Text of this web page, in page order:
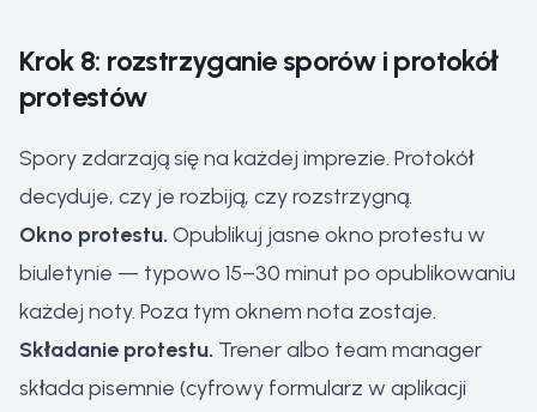
Krok 8: rozstrzyganie sporów i protokół
protestów
Spory zdarzają się na każdej imprezie. Protokół
decyduje, czy je rozbiją, czy rozstrzygną.
Okno protestu. Opublikuj jasne okno protestu w
biuletynie — typowo 15–30 minut po opublikowaniu
każdej noty. Poza tym oknem nota zostaje.
Składanie protestu. Trener albo team manager
składa pisemnie (cyfrowy formularz w aplikacji